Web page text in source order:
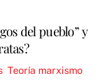
del pueblo” y
,Teoría marxismo